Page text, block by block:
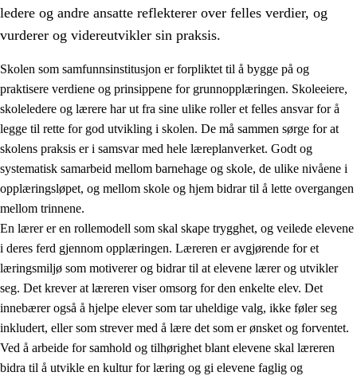
3. Prinsipper for skolens praksis
Et inkluderende læringsmiljø
3.2 Undervisning og tilpasset opplæring
3.3 Samarbeid mellom hjem og skole
3.4 Opplæring i lærebedrift og arbeidsliv
3.5 Profesjonsfellesskap og skoleutvikling
ledere og andre ansatte reflekterer over felles verdier, og
vurderer og videreutvikler sin praksis.
Skolen som samfunnsinstitusjon er forpliktet til å bygge på og
praktisere verdiene og prinsippene for grunnopplæringen. Skoleeiere,
skoleledere og lærere har ut fra sine ulike roller et felles ansvar for å
legge til rette for god utvikling i skolen. De må sammen sørge for at
skolens praksis er i samsvar med hele læreplanverket. Godt og
systematisk samarbeid mellom barnehage og skole, de ulike nivåene i
opplæringsløpet, og mellom skole og hjem bidrar til å lette overgangen
mellom trinnene.
En lærer er en rollemodell som skal skape trygghet, og veilede elevene
i deres ferd gjennom opplæringen. Læreren er avgjørende for et
læringsmiljø som motiverer og bidrar til at elevene lærer og utvikler
seg. Det krever at læreren viser omsorg for den enkelte elev. Det
innebærer også å hjelpe elever som tar uheldige valg, ikke føler seg
inkludert, eller som strever med å lære det som er ønsket og forventet.
Ved å arbeide for samhold og tilhørighet blant elevene skal læreren
bidra til å utvikle en kultur for læring og gi elevene faglig og